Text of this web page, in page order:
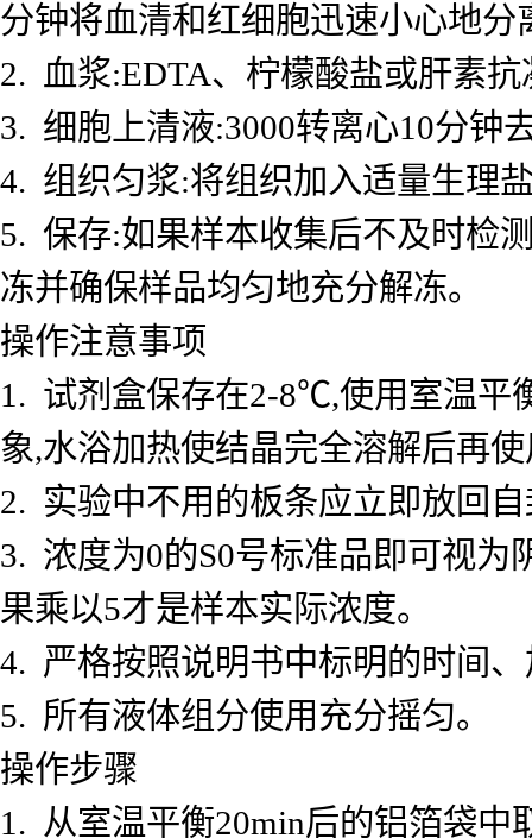
分钟将血清和红细胞迅速小心地分
2. 血浆:EDTA、柠檬酸盐或肝素
3. 细胞上清液:3000转离心10分钟
4. 组织匀浆:将组织加入适量生理
5. 保存:如果样本收集后不及时检
冻并确保样品均匀地充分解冻。
操作注意事项
1. 试剂盒保存在2-8℃,使用室温平
象,水浴加热使结晶完全溶解后再
2. 实验中不用的板条应立即放回
3. 浓度为0的S0号标准品即可视为
果乘以5才是样本实际浓度。
4. 严格按照说明书中标明的时间
5. 所有液体组分使用充分摇匀。
操作步骤
1. 从室温平衡20min后的铝箔袋